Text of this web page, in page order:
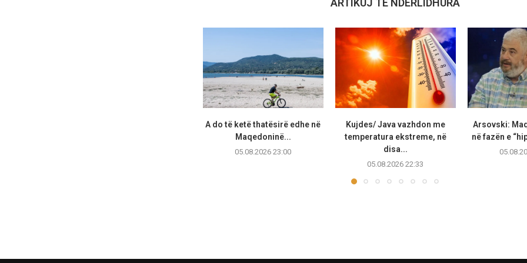
ARTIKUJ TË NDËRLIDHURA
A do të ketë thatësirë edhe në
Maqedoninë...
05.08.2026 23:00
Kujdes/ Java vazhdon me
temperatura ekstreme, në
disa...
05.08.2026 22:33
Arsovski:
në fazën e